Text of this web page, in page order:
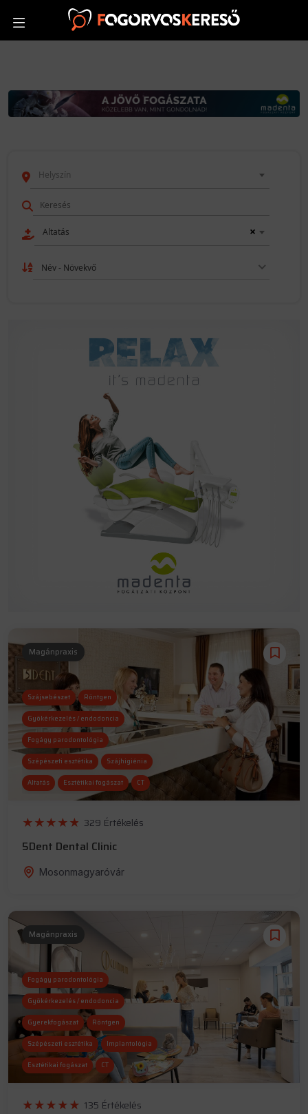
Helyszín
×
Altatás
Név - Növekvő
Magánpraxis
Szájsebészet Röntgen
Gyökérkezelés / endodoncia
Fogágy parodontológia
Szépészeti esztétika Szájhigiénia
Altatás Esztétikai fogászat CT
329 Értékelés
5Dent Dental Clinic
Mosonmagyaróvár
Magánpraxis
Fogágy parodontológia
Gyökérkezelés / endodoncia
Gyerekfogászat Röntgen
Szépészeti esztétika Implantológia
Esztétikai fogászat CT
Altatás Szájhigiénia135 Értékelés